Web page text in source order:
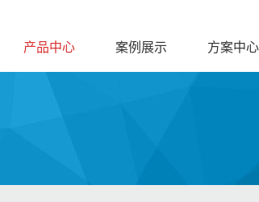
产品中心 案例展示 方案中心